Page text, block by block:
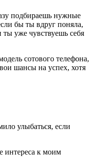
подбираешь нужные
бы ты вдруг поняла,
уже чувствуешь себя
сотового телефона,
шансы на успех, хотя
улыбаться, если
интереса к моим